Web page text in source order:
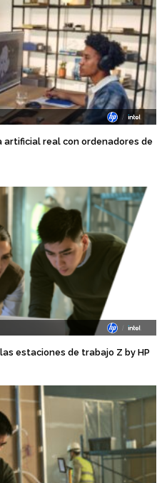
artificial real con ordenadores de
estaciones de trabajo Z by HP